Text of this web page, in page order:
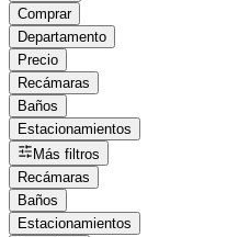
Comprar
Departamento
Precio
Recámaras
Baños
Estacionamientos
Más filtros
Recámaras
Baños
Estacionamientos